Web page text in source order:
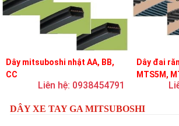
Dây mitsuboshi nhật AA, BB,
CC
Liên hệ: 0938454791
Dây đai
MTS5M,
DÂY XE TAY GA MITSUBOSHI